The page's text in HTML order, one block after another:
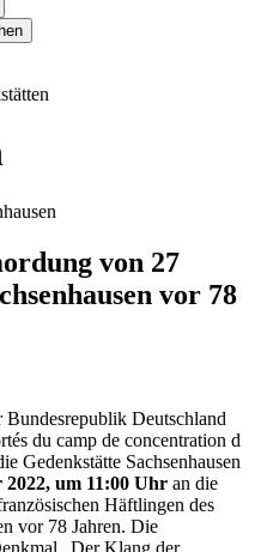
von 27
vor 78
Bundesrepublik Deutschland
du camp de concentration d
Gedenkstätte Sachsenhausen
um 11:00 Uhr an die
Häftlingen des
vor 78 Jahren. Die
„Der Klang der